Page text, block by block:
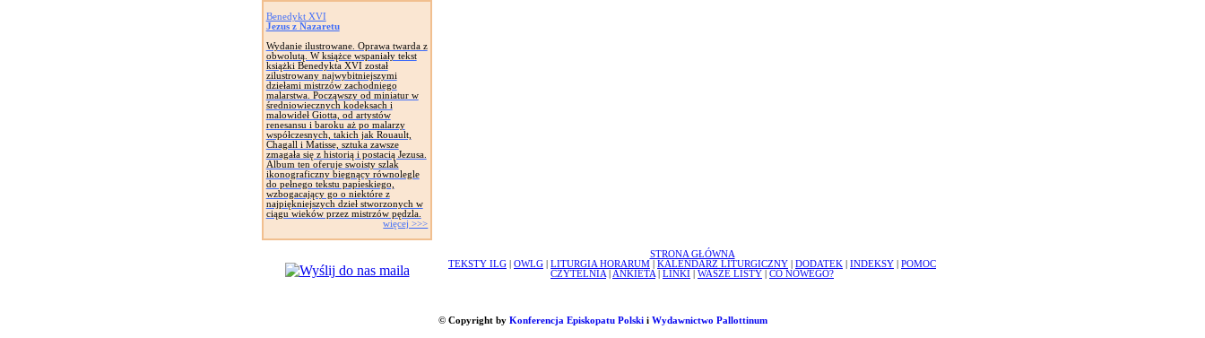
Benedykt XVI
Jezus z Nazaretu
Wydanie ilustrowane. Oprawa twarda z
obwolutą. W książce wspaniały tekst
książki Benedykta XVI został
zilustrowany najwybitniejszymi
dziełami mistrzów zachodniego
malarstwa. Począwszy od miniatur w
średniowiecznych kodeksach i
malowideł Giotta, od artystów
renesansu i baroku aż po malarzy
współczesnych, takich jak Rouault,
Chagall i Matisse, sztuka zawsze
zmagała się z historią i postacią Jezusa.
Album ten oferuje swoisty szlak
ikonograficzny biegnący równolegle
do pełnego tekstu papieskiego,
wzbogacający go o niektóre z
najpiękniejszych dzieł stworzonych w
ciągu wieków przez mistrzów pędzla.
więcej >>>
STRONA GŁÓWNA
TEKSTY ILG
OWLG LITURGIA HORARUM KALENDARZ LITURGICZNY DODATEK INDEKSY
POMOC
CZYTELNIA
ANKIETA LINKI WASZE LISTY CO NOWEGO?
© Copyright by Konferencja Episkopatu Polskii Wydawnictwo Pallottinum